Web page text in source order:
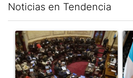
Noticias en Tendencia
Un artículo de tendencia con el